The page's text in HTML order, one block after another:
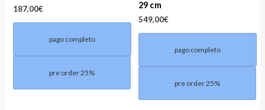
187,00€
pago completo
pre order 25%
29 cm
549,00€
pago completo
pre order 25%